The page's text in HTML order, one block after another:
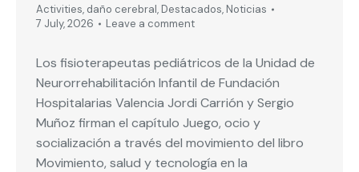
Activities, daño cerebral, Destacados, Noticias
7 July, 2026
Leave a comment
Los fisioterapeutas pediátricos de la Unidad de
Neurorrehabilitación Infantil de Fundación
Hospitalarias Valencia Jordi Carrión y Sergio
Muñoz firman el capítulo Juego, ocio y
socialización a través del movimiento del libro
Movimiento, salud y tecnología en la